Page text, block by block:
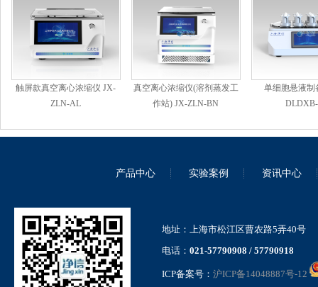
触屏款真空离心浓缩仪 JX-
ZLN-AL
真空离心浓缩仪(溶剂蒸发工
作站) JX-ZLN-BN
单细胞悬液制
产品中心 实验案例 资讯中心
地址：上海市松江区曹农路5弄40号
电话： 021-57790908 / 57790918
ICP备案号： 沪ICP备14048887号-12